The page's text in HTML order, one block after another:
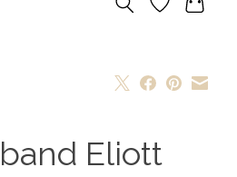
Eliott